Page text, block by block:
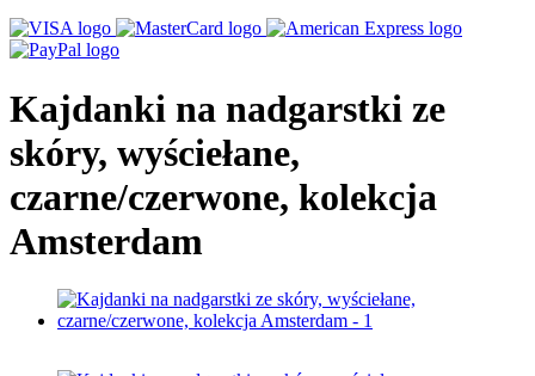
Kajdanki na nadgarstki ze
skóry, wyściełane,
czarne/czerwone, kolekcja
Amsterdam